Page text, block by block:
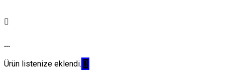
...
Ürün listenize eklendi.